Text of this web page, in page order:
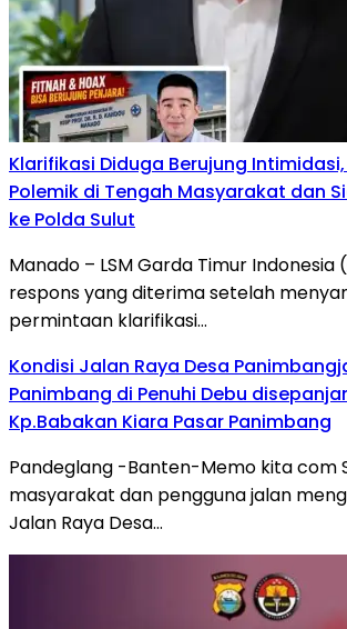
Klarifikasi Diduga Berujung
Polemik di Tengah Masyarakat dan
ke Polda Sulut
Manado – LSM Garda Timur Indonesia
respons yang diterima setelah
permintaan klarifikasi…
Kondisi Jalan Raya Desa
Panimbang di Penuhi Debu
Kp.Babakan Kiara Pasar Panimbang
Pandeglang -Banten-Memo kita com
masyarakat dan pengguna jalan
Jalan Raya Desa…